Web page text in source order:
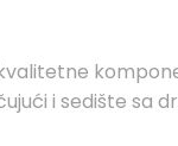
i sedište sa